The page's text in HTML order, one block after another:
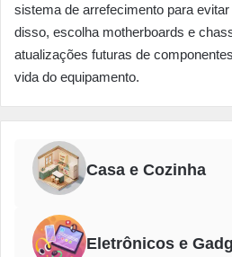
sistema de arrefecimento para evitar
disso, escolha motherboards e
atualizações futuras de
vida do equipamento.
Casa e Cozinha
Eletrônicos e